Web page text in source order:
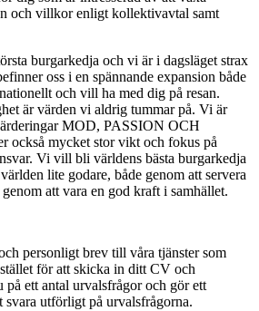
och villkor enligt kollektivavtal samt
burgarkedja och vi är i dagsläget strax
oss i en spännande expansion både
och vill ha med dig på resan.
är värden vi aldrig tummar på. Vi är
MOD, PASSION OCH
också mycket stor vikt och fokus på
Vi vill bli världens bästa burgarkedja
lite godare, både genom att servera
att vara en god kraft i samhället.
personligt brev till våra tjänster som
för att skicka in ditt CV och
på ett antal urvalsfrågor och gör ett
svara utförligt på urvalsfrågorna.